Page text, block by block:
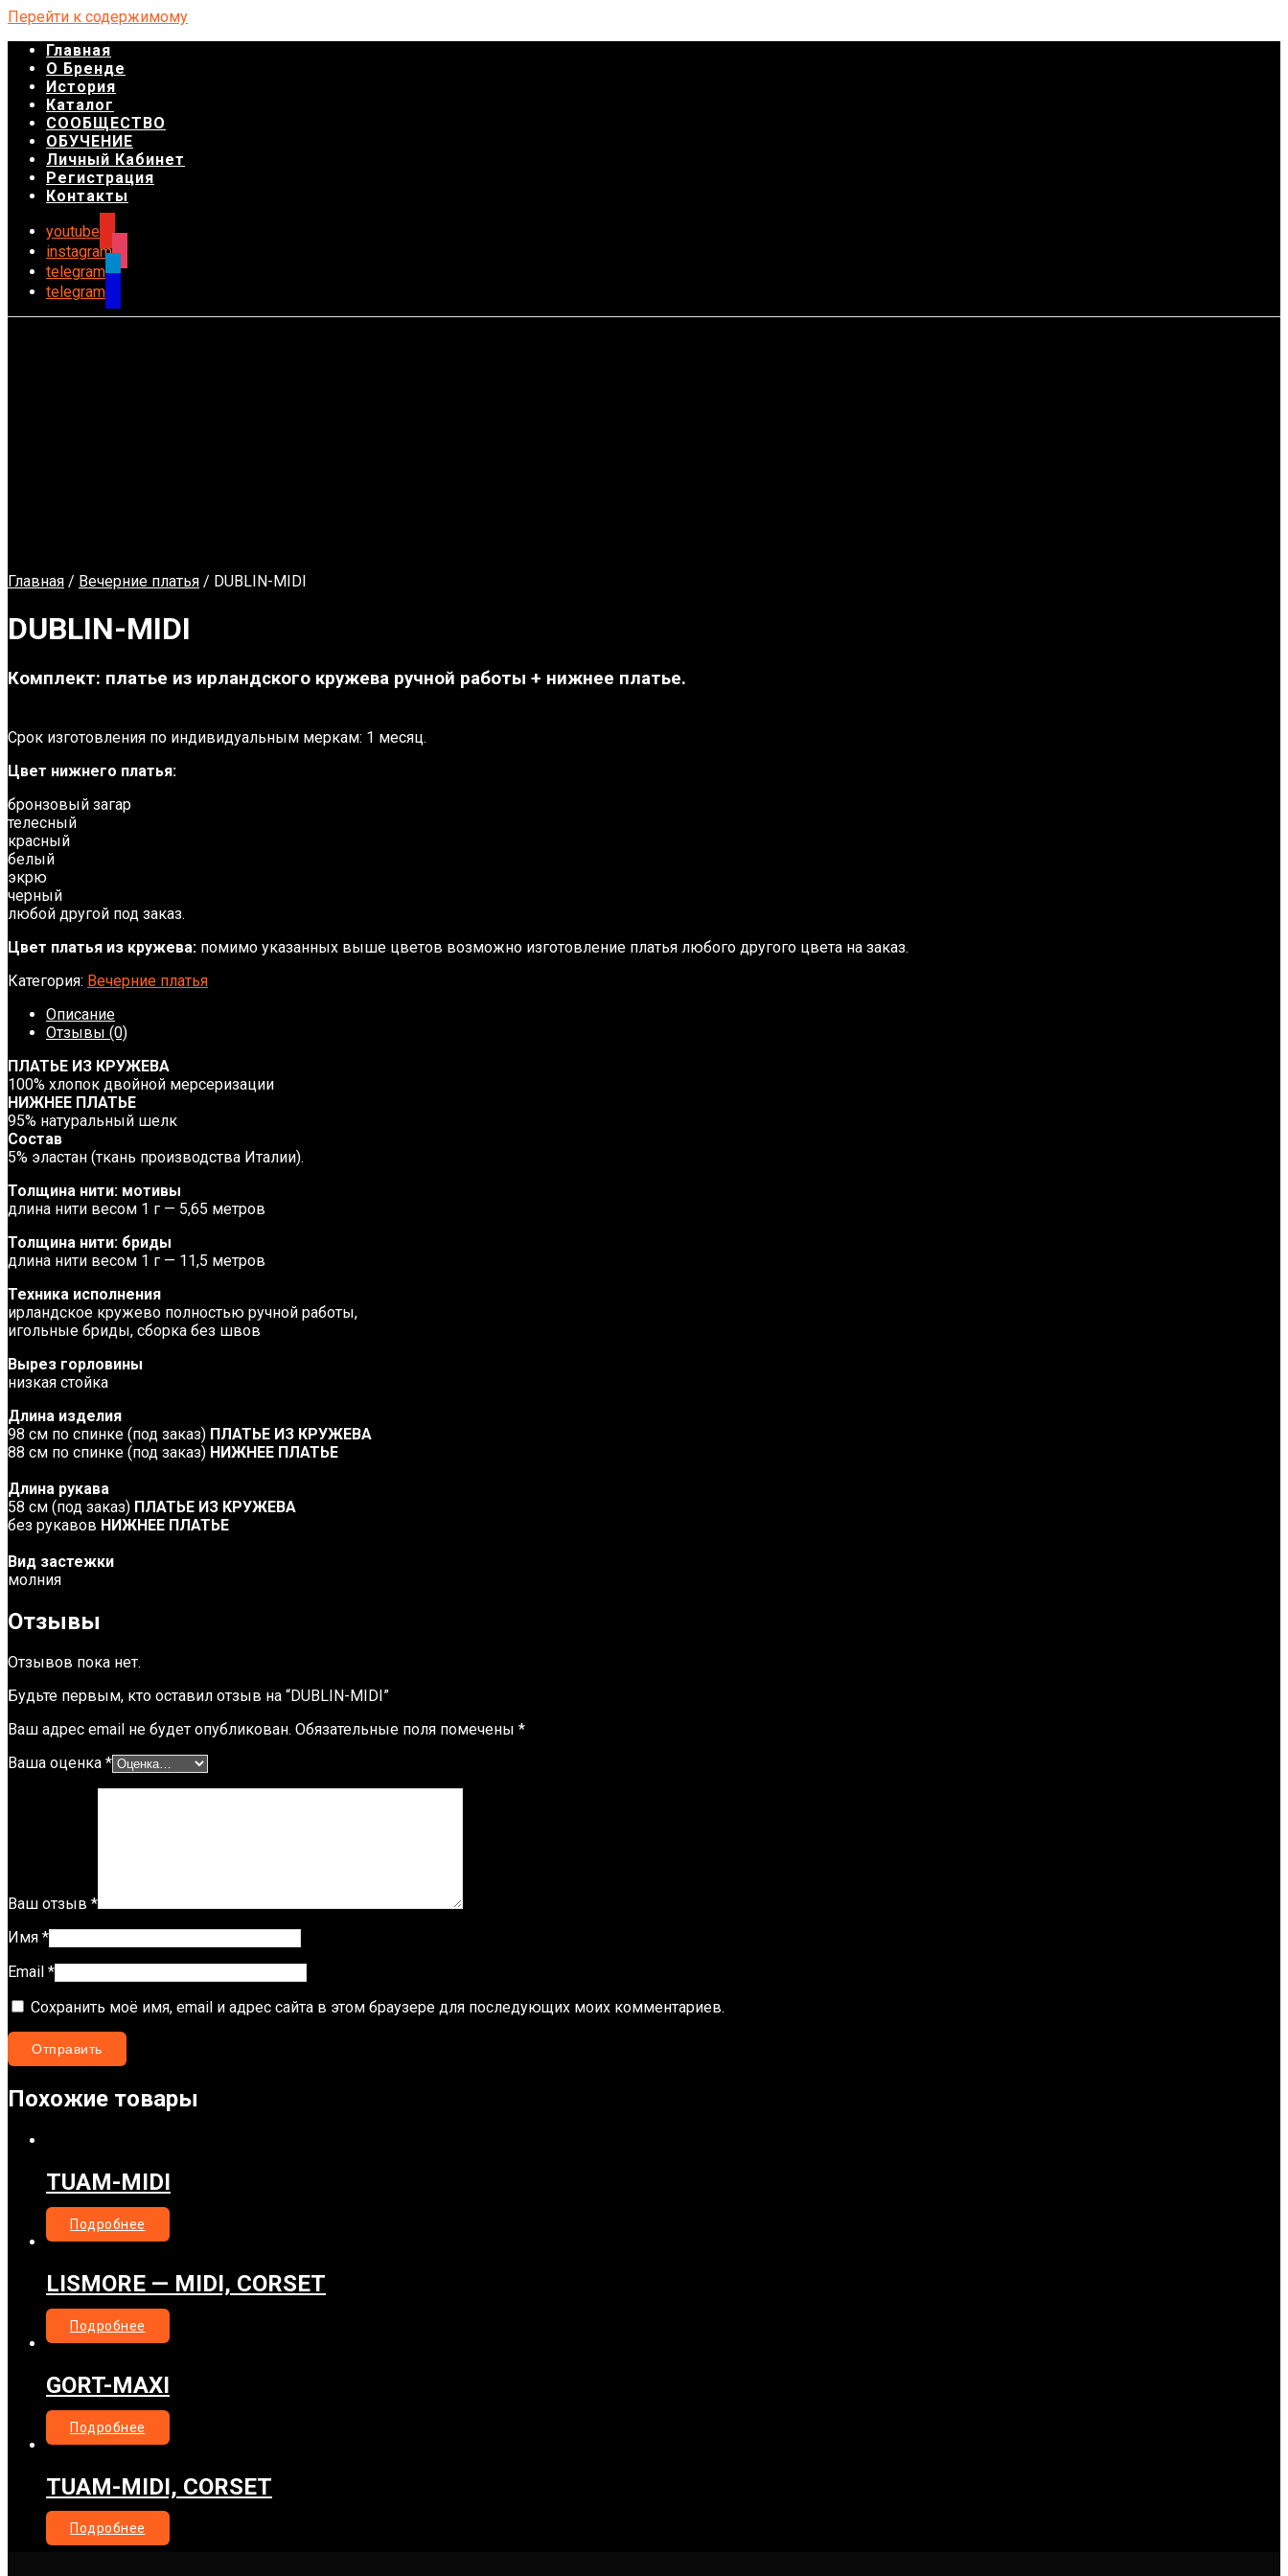
Перейти к содержимому
Главная
О Бренде
История
Каталог
СООБЩЕСТВО
ОБУЧЕНИЕ
Личный Кабинет
Регистрация
Контакты
youtube
instagram
telegram
telegram
Главная / Вечерние платья / DUBLIN-MIDI
DUBLIN-MIDI
Комплект: платье из ирландского кружева ручной работы + нижнее платье.
Срок изготовления по индивидуальным меркам: 1 месяц.
Цвет нижнего платья:
бронзовый загар
телесный
красный
белый
экрю
черный
любой другой под заказ.
Цвет платья из кружева: помимо указанных выше цветов возможно изготовление платья любого другого цвета на заказ.
Категория: Вечерние платья
Описание
Отзывы (0)
ПЛАТЬЕ ИЗ КРУЖЕВА
100% хлопок двойной мерсеризации
НИЖНЕЕ ПЛАТЬЕ
95% натуральный шелк
Состав
5% эластан (ткань производства Италии).
Толщина нити: мотивы
длина нити весом 1 г — 5,65 метров
Толщина нити: бриды
длина нити весом 1 г — 11,5 метров
Техника исполнения
ирландское кружево полностью ручной работы,
игольные бриды, сборка без швов
Вырез горловины
низкая стойка
Длина изделия
98 см по спинке (под заказ) ПЛАТЬЕ ИЗ КРУЖЕВА
88 см по спинке (под заказ) НИЖНЕЕ ПЛАТЬЕ
Длина рукава
58 см (под заказ) ПЛАТЬЕ ИЗ КРУЖЕВА
без рукавов НИЖНЕЕ ПЛАТЬЕ
Вид застежки
молния
Отзывы
Отзывов пока нет.
Будьте первым, кто оставил отзыв на “DUBLIN-MIDI”
Ваш адрес email не будет опубликован. Обязательные поля помечены *
Ваша оценка *
Ваш отзыв *
Имя *
Email *
Сохранить моё имя, email и адрес сайта в этом браузере для последующих моих комментариев.
Похожие товары
TUAM-MIDI
Подробнее
LISMORE — MIDI, CORSET
Подробнее
GORT-MAXI
Подробнее
TUAM-MIDI, CORSET
Подробнее